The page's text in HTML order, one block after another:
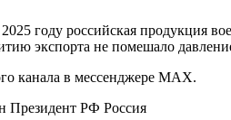
году российская продукция
экспорта не помешало
канала в мессенджере MAX.
Президент РФ Россия